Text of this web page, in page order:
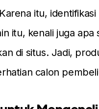
itu,
itu, kenali juga
di situs. Jadi,
calon